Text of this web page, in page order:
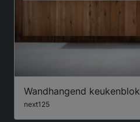
Wandhangend keukenblok
next125